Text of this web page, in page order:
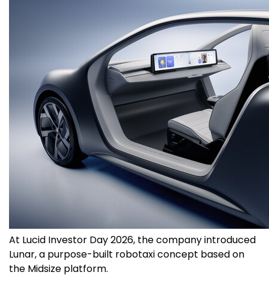
At Lucid Investor Day 2026, the company introduced
Lunar, a purpose-built robotaxi concept based on
the Midsize platform.